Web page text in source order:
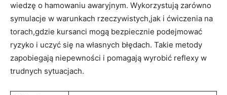
wiedzę o hamowaniu awaryjnym. Wykorzystują zarówno
symulacje w warunkach rzeczywistych,jak⁢ i ćwiczenia na
torach,gdzie kursanci mogą bezpiecznie podejmować
⁤ryzyko i ‍uczyć się na‍ własnych ‍błędach. Takie metody
⁣zapobiegają​ niepewności ‍i pomagają wyrobić reflexy ⁤w
trudnych sytuacjach.